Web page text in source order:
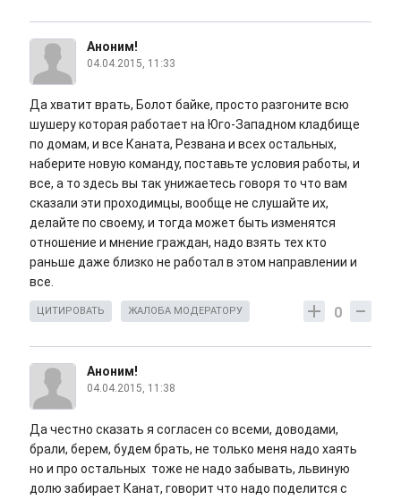
Аноним!
04.04.2015, 11:33
Да хватит врать, Болот байке, просто разгоните всю
шушеру которая работает на Юго-Западном кладбище
по домам, и все Каната, Резвана и всех остальных,
наберите новую команду, поставьте условия работы, и
все, а то здесь вы так унижаетесь говоря то что вам
сказали эти проходимцы, вообще не слушайте их,
делайте по своему, и тогда может быть изменятся
отношение и мнение граждан, надо взять тех кто
раньше даже близко не работал в этом направлении и
все.
0
ЦИТИРОВАТЬ ЖАЛОБА МОДЕРАТОРУ
Аноним!
04.04.2015, 11:38
Да честно сказать я согласен со всеми, доводами,
брали, берем, будем брать, не только меня надо хаять
но и про остальных тоже не надо забывать, львиную
долю забирает Канат, говорит что надо поделится с